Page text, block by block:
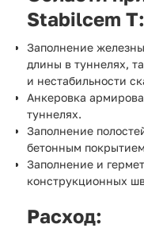
Stabilcem T:
Заполнение
длины в туннелях,
и нестабильности
Анкеровка
туннелях.
Заполнение
бетонным
Заполнение и
конструкционных
Расход: